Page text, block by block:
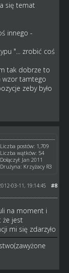
się temat
innego -
"... zrobić coś
tak dobrze to
wzor tamtego
zeby było
Liczba postów: 1,709
Liczba wątków: 54
Dołączył: Jan 2011
Drużyna: Krzyżacy R3
#8
03-11, 19:14:45
na moment i
że jest
mi się zdarzyło